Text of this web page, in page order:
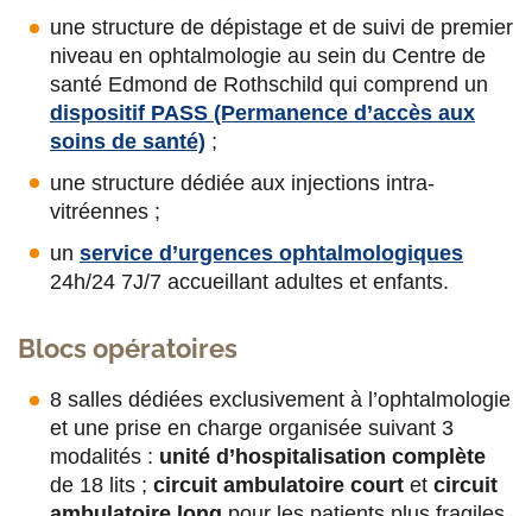
une structure de dépistage et de suivi de premier
niveau en ophtalmologie au sein du Centre de
santé Edmond de Rothschild qui comprend un
dispositif PASS (Permanence d’accès aux
soins de santé) ;
une structure dédiée aux injections intra-
vitréennes ;
un service d’urgences ophtalmologiques
24h/24 7J/7 accueillant adultes et enfants.
Blocs opératoires
8 salles dédiées exclusivement à l’ophtalmologie
et une prise en charge organisée suivant 3
modalités : unité d’hospitalisation complète
de 18 lits ; circuit ambulatoire court et circuit